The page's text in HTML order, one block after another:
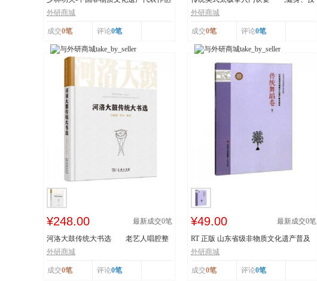
书
外研商城
成交0笔 评论0笔
击、穴位、意...
外研商城
成交0笔 评论0笔
¥248.00 最新成交0笔
河洛大鼓传统大书选 老艺人唱腔整
理 采撷民间...
外研商城
成交0笔 评论0笔
¥49.00 最新成交0笔
RT 正版 山东省级非物质文化遗产普及
读本:下:传统舞...
外研商城
成交0笔 评论0笔